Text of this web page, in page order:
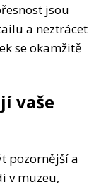
jsou
a neztrácet
se okamžitě
vaše
pozornější a
v muzeu,